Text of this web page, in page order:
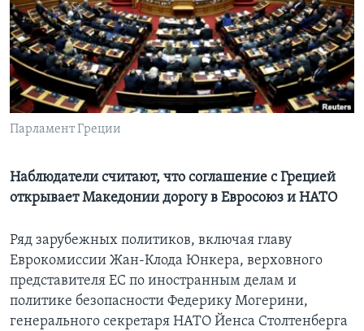
Learning English
СОЦИАЛЬНЫЕ СЕТИ
Парламент Греции
Наблюдатели считают, что соглашение с Грецией
открывает Македонии дорогу в Евросоюз и НАТО
Ряд зарубежных политиков, включая главу
Еврокомиссии Жан-Клода Юнкера, верховного
представителя ЕС по иностранным делам и
политике безопасности Федерику Могерини,
генерального секретаря НАТО Йенса Столтенберга